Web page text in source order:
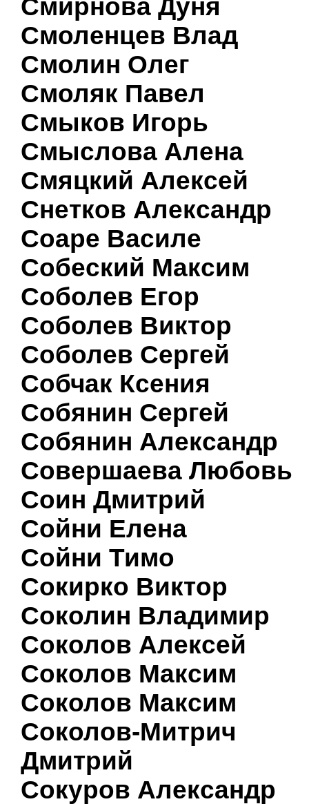
Смирнова Дуня
Смоленцев Влад
Смолин Олег
Смоляк Павел
Смыков Игорь
Смыслова Алена
Смяцкий Алексей
Снетков Александр
Соаре Василе
Собеский Максим
Соболев Егор
Соболев Виктор
Соболев Сергей
Собчак Ксения
Собянин Сергей
Собянин Александр
Совершаева Любовь
Соин Дмитрий
Сойни Елена
Сойни Тимо
Сокирко Виктор
Соколин Владимир
Соколов Алексей
Соколов Максим
Соколов Максим
Соколов-Митрич
Дмитрий
Сокуров Александр